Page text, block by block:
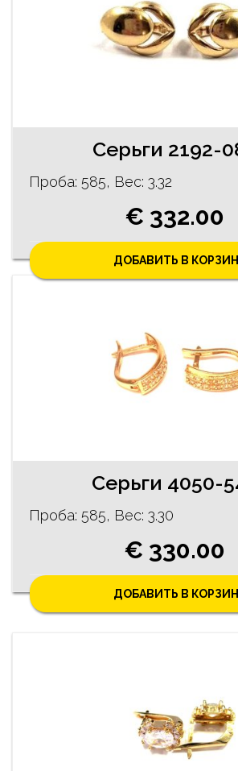
Серьги 2192-
Проба: 585, Bес: 3.32
€ 332.00
ДОБАВИТЬ В
Cерьги 4050-
Проба: 585, Bес: 3.30
€ 330.00
ДОБАВИТЬ В